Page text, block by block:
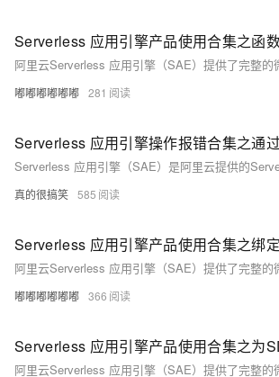
嘟嘟嘟嘟嘟嘟 281
真的很搞笑 585
嘟嘟嘟嘟嘟嘟 366